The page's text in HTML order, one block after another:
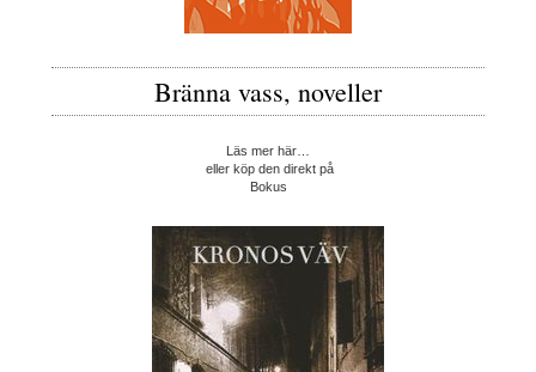
Bränna vass, noveller
Läs mer här…
eller köp den direkt på
Bokus